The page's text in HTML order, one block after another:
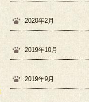
2020年2月
2019年10月
2019年9月